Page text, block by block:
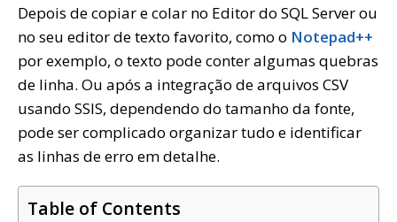
Depois de copiar e colar no Editor do SQL Server ou
no seu editor de texto favorito, como o Notepad++
por exemplo, o texto pode conter algumas quebras
de linha. Ou após a integração de arquivos CSV
usando SSIS, dependendo do tamanho da fonte,
pode ser complicado organizar tudo e identificar
as linhas de erro em detalhe.
Table of Contents